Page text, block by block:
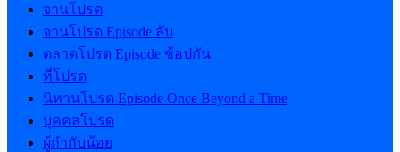
จานโปรด
จานโปรด Episode ลับ
ตลาดโปรด Episode ช้อปกัน
ที่โปรด
นิทานโปรด Episode Once Beyond a Time
บุคคลโปรด
ผู้กำกับน้อย